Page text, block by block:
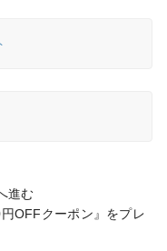
進む
OFFクーポン』をプレ